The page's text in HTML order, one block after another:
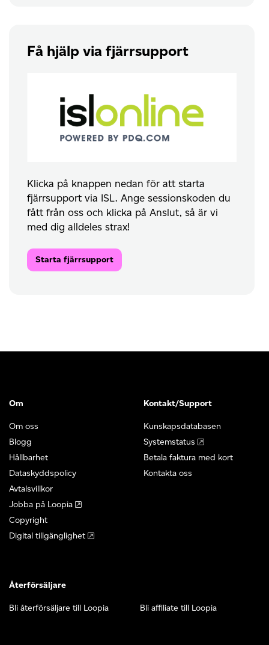
Få hjälp via fjärrsupport
Klicka på knappen nedan för att starta
fjärrsupport via ISL. Ange sessionskoden du
fått från oss och klicka på Anslut, så är vi
med dig alldeles strax!
Starta fjärrsupport
Om
Om oss
Blogg
Hållbarhet
Dataskyddspolicy
Avtalsvillkor
Jobba på Loopia
Copyright
Digital tillgänglighet
Kontakt/Support
Kunskapsdatabasen
Systemstatus
Betala faktura med kort
Kontakta oss
Återförsäljare
Bli återförsäljare till Loopia Bli affiliate till Loopia